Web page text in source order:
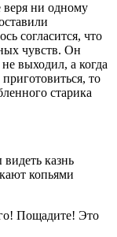
веря ни одному
согласится, что
чувств. Он
выходил, а когда
то
старика
казнь
копьями
Пощадите! Это